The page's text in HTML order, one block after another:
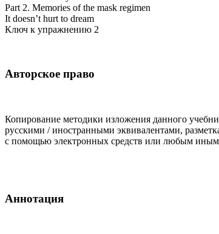
Part 2. Memories of the mask regimen
It doesn’t hurt to dream
Ключ к упражнению 2
Авторское право
Копирование методики изложения данного
русскими / иностранными эквивалентами,
с помощью электронных средств или любым иным
Аннотация